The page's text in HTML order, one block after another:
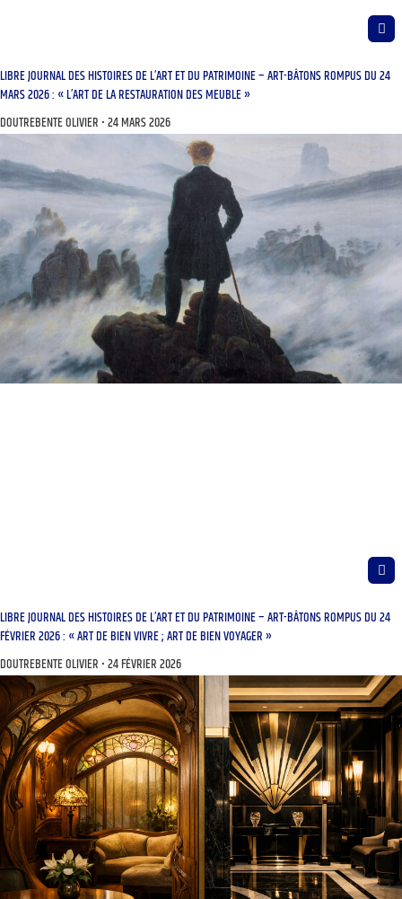
LIBRE JOURNAL DES HISTOIRES DE L’ART ET DU PATRIMOINE – ART-BÂTONS ROMPUS DU 24
MARS 2026 : « L’ART DE LA RESTAURATION DES MEUBLE »
DOUTREBENTE OLIVIER 24 MARS 2026
LIBRE JOURNAL DES HISTOIRES DE L’ART ET DU PATRIMOINE – ART-BÂTONS ROMPUS DU 24
FÉVRIER 2026 : « ART DE BIEN VIVRE ; ART DE BIEN VOYAGER »
DOUTREBENTE OLIVIER 24 FÉVRIER 2026